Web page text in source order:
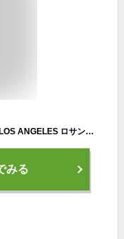
ドジャース 三つ折り財布 MLB dodgers LA LOS ANGELES ロサンゼルス ドジャース グッズ 財布 ウォレット ナイロン ロゴ ブルー ホワイト おしゃれ ストリート プレゼント 3つ折り メジャーリーグ 大谷翔平 ローライダー Lowrider ウエストコースト west coast アメリカ 在庫
みる